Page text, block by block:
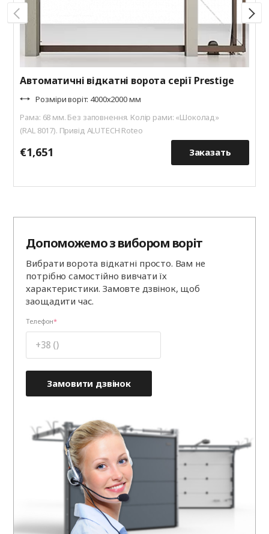
Автоматичні відкатні ворота серії Prestige
Розміри воріт: 4000х2000 мм
Рама: 68 мм. Без заповнення. Колір рами: «Шоколад»
(RAL 8017). Привід ALUTECH Roteo
€1,651 Заказать
Допоможемо з вибором воріт
Вибрати ворота відкатні просто. Вам не
потрібно самостійно вивчати їх
характеристики. Замовте дзвінок, щоб
заощадити час.
Телефон
Замовити дзвінок